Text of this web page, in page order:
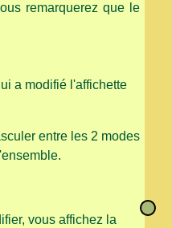
remarquerez que le
a modifié l'affichette
entre les 2 modes
vous affichez la